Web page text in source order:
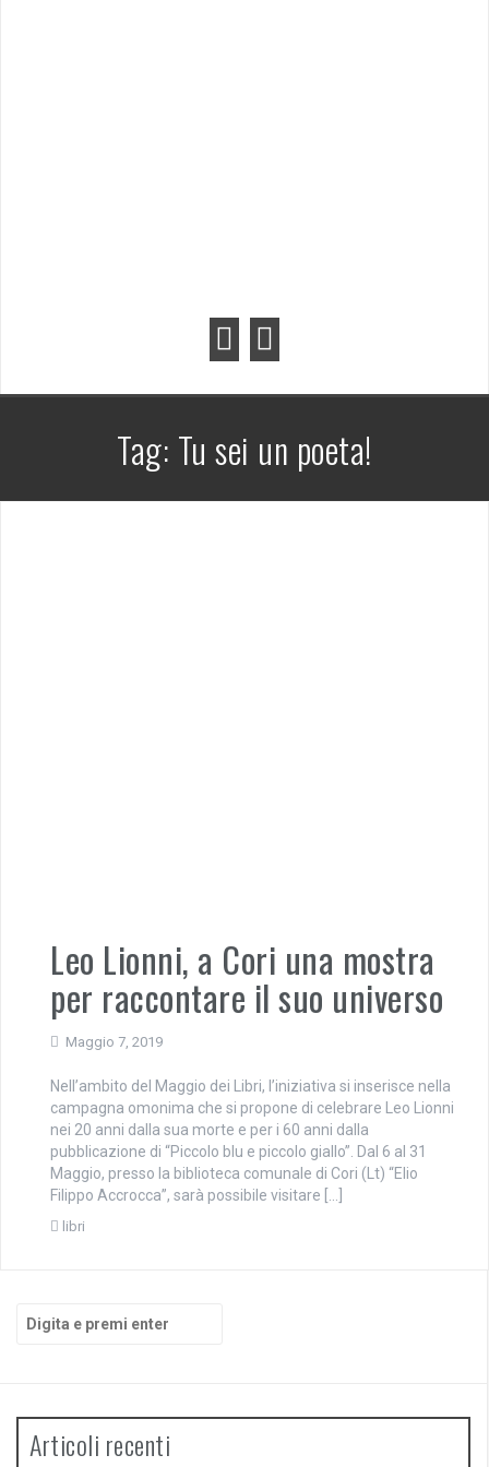
Tag: Tu sei un poeta!
Leo Lionni, a Cori una mostra
per raccontare il suo universo
Maggio 7, 2019
Nell’ambito del Maggio dei Libri, l’iniziativa si inserisce nella
campagna omonima che si propone di celebrare Leo Lionni
nei 20 anni dalla sua morte e per i 60 anni dalla
pubblicazione di “Piccolo blu e piccolo giallo”. Dal 6 al 31
Maggio, presso la biblioteca comunale di Cori (Lt) “Elio
Filippo Accrocca”, sarà possibile visitare […]
libri
Articoli recenti